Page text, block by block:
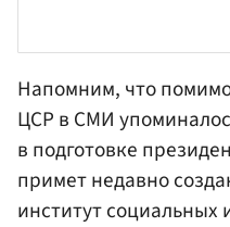
Напомним, что
ЦСР в СМИ
в подготовке
примет недавно
институт